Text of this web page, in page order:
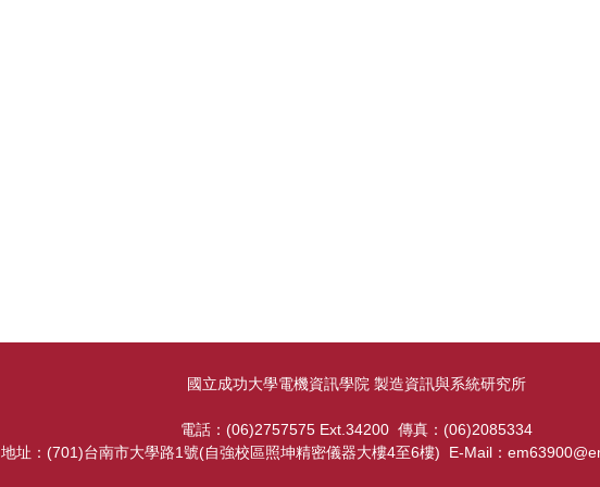
國立成功大學電機資訊學院 製造資訊與系統研究所
電話：(06)2757575 Ext.34200 傳真：(06)2085334
地址：(701)台南市大學路1號(自強校區照坤精密儀器大樓4至6樓) E-Mail：